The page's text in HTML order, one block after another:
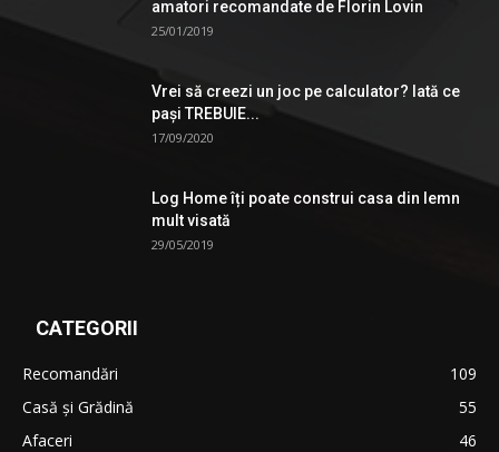
amatori recomandate de Florin Lovin
25/01/2019
Vrei să creezi un joc pe calculator? Iată ce
pași TREBUIE...
17/09/2020
Log Home îți poate construi casa din lemn
mult visată
29/05/2019
CATEGORII
Recomandări
109
Casă şi Grădină
55
Afaceri
46